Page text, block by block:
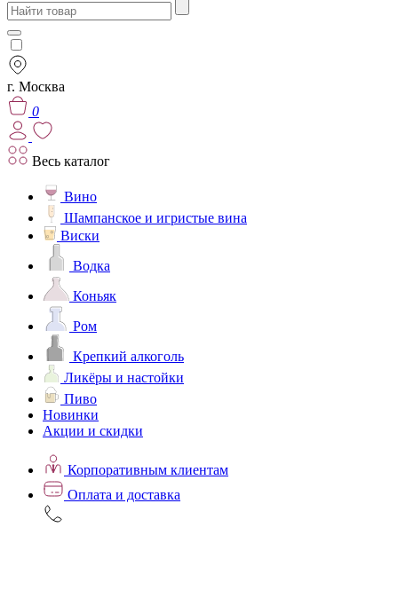
г. Москва
0
Весь каталог
Вино
Шампанское и игристые вина
Виски
Водка
Коньяк
Ром
Крепкий алкоголь
Ликёры и настойки
Пиво
Новинки
Акции и скидки
Корпоративным клиентам
Оплата и доставка